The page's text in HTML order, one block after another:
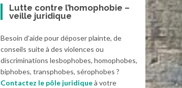
Lutte contre l’homophobie –
veille juridique
Besoin d’aide pour déposer plainte, de
conseils suite à des violences ou
discriminations lesbophobes, homophobes,
biphobes, transphobes, sérophobes ?
Contactez le pôle juridiqueà votre